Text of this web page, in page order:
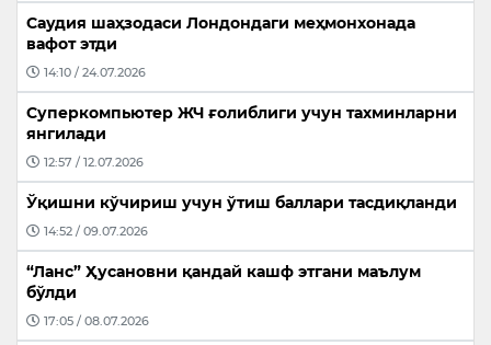
Саудия шаҳзодаси Лондондаги меҳмонхонада
вафот этди
14:10 / 24.07.2026
Суперкомпьютер ЖЧ ғолиблиги учун тахминларни
янгилади
12:57 / 12.07.2026
Ўқишни кўчириш учун ўтиш баллари тасдиқланди
14:52 / 09.07.2026
“Ланс” Ҳусановни қандай кашф этгани маълум
бўлди
17:05 / 08.07.2026